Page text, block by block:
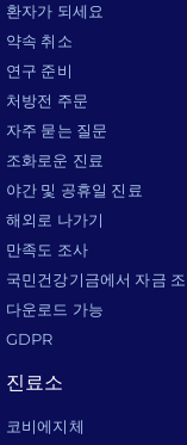
환자가 되세요
약속 취소
연구 준비
처방전 주문
자주 묻는 질문
조화로운 진료
야간 및 공휴일 진료
해외로 나가기
만족도 조사
국민건강기금에서 자금
다운로드 가능
GDPR
진료소
코비에지체